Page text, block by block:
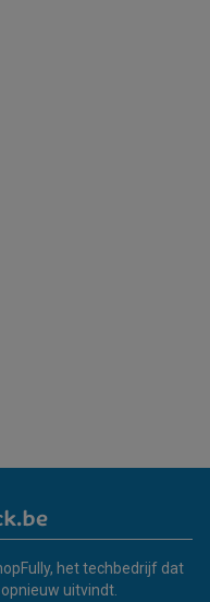
het techbedrijf dat
uitvindt.